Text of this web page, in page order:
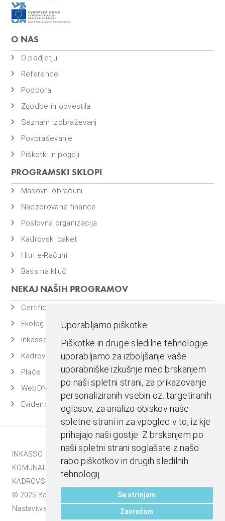
Uporabljamo piškotke
Piškotke in druge sledilne tehnologije
uporabljamo za izboljšanje vaše
uporabniške izkušnje med brskanjem
po naši spletni strani, za prikazovanje
personaliziranih vsebin oz. targetiranih
oglasov, za analizo obiskov naše
spletne strani in za vpogled v to, iz kje
prihajajo naši gostje. Z brskanjem po
naši spletni strani soglašate z našo
rabo piškotkov in drugih sledilnih
tehnologij.
Se strinjam
Zavračam
O NAS
O podjetju
Reference
Podpora
Zgodbe in obvestila
Seznam izobraževanj
Povpraševanje
Piškotki in pogoji
PROGRAMSKI SKLOPI
Masovni obračuni
Nadzorovane finance
Poslovna organizacija
Kadrovski paket
Hitri e-Računi
Bass na ključ
NEKAJ NAŠIH PROGRAMOV
Certificiran BASSDMS
Ekolog
Inkasso
Kadrovska evidenca
Plače
WebDN
Evidenca časa
INKASSO | EKOLOG |
MESTNA BLAGAJNA |
KOMUNALA.INFO |
BASSDMS |
KADROVSKI PAKET |
© 2025 Bass d.o.o., Celje. Vse pravice pridržane |
Nastavitve piškotkov